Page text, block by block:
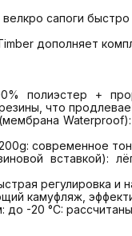
сапоги
дополняет
что
-20 °C: